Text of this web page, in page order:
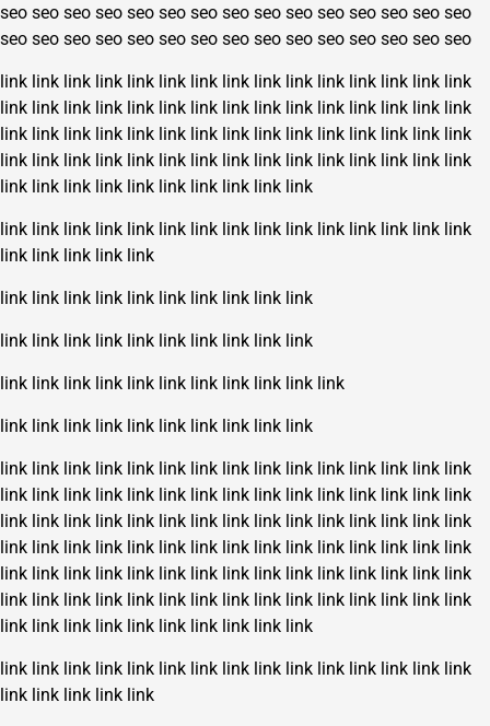
seo seo seo seo seo seo seo seo seo seo seo seo seo seo seo
seo seo seo seo seo seo seo seo seo seo seo seo seo seo seo
link link link link link link link link link link link link link link link
link link link link link link link link link link link link link link link
link link link link link link link link link link link link link link link
link link link link link link link link link link link link link link link
link link link link link link link link link link
link link link link link link link link link link link link link link link
link link link link link
link link link link link link link link link link
link link link link link link link link link link
link link link link link link link link link link link
link link link link link link link link link link
link link link link link link link link link link link link link link link
link link link link link link link link link link link link link link link
link link link link link link link link link link link link link link link
link link link link link link link link link link link link link link link
link link link link link link link link link link link link link link link
link link link link link link link link link link link link link link link
link link link link link link link link link link
link link link link link link link link link link link link link link link
link link link link link